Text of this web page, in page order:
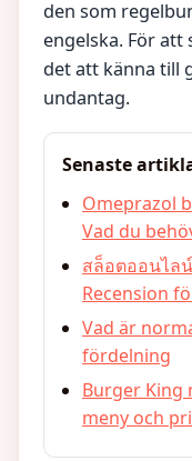
den som
engelska. För
det att känna till
undantag.
Senaste
Omeprazol
Vad du
สล็อตออนไล
Recension
Vad är
fördelning
Burger King
meny och